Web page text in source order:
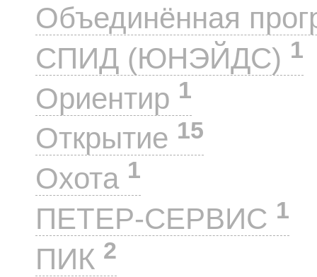
Объединённая
СПИД (ЮНЭЙДС) 1
Ориентир 1
Открытие 15
Охота 1
ПЕТЕР-СЕРВИС 1
ПИК 2